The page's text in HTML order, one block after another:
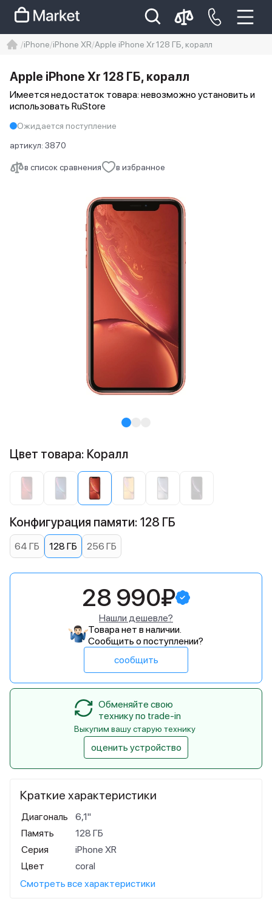
Iphone 14 pro max
айфон 14
iPhone iPhone XR Apple iPhone Xr 128 ГБ, коралл
в список сравнения в избранное
Apple iPhone Xr 128 ГБ, коралл
Имеется недостаток товара: невозможно установить и
использовать RuStore
Ожидается поступление
артикул: 3870
Краткие характеристики
Диагональ
6,1"
Память
128 ГБ
Серия
iPhone XR
Цвет
coral
Смотреть все характеристики
Цвет товара: Коралл
Конфигурация памяти: 128 ГБ
64 ГБ 128 ГБ 256 ГБ
28 990₽
Нашли дешевле?
Товара нет в наличии.
Сообщить о поступлении?
сообщить
Обменяйте свою
технику по trade-in
Выкупим вашу старую технику
оценить устройство